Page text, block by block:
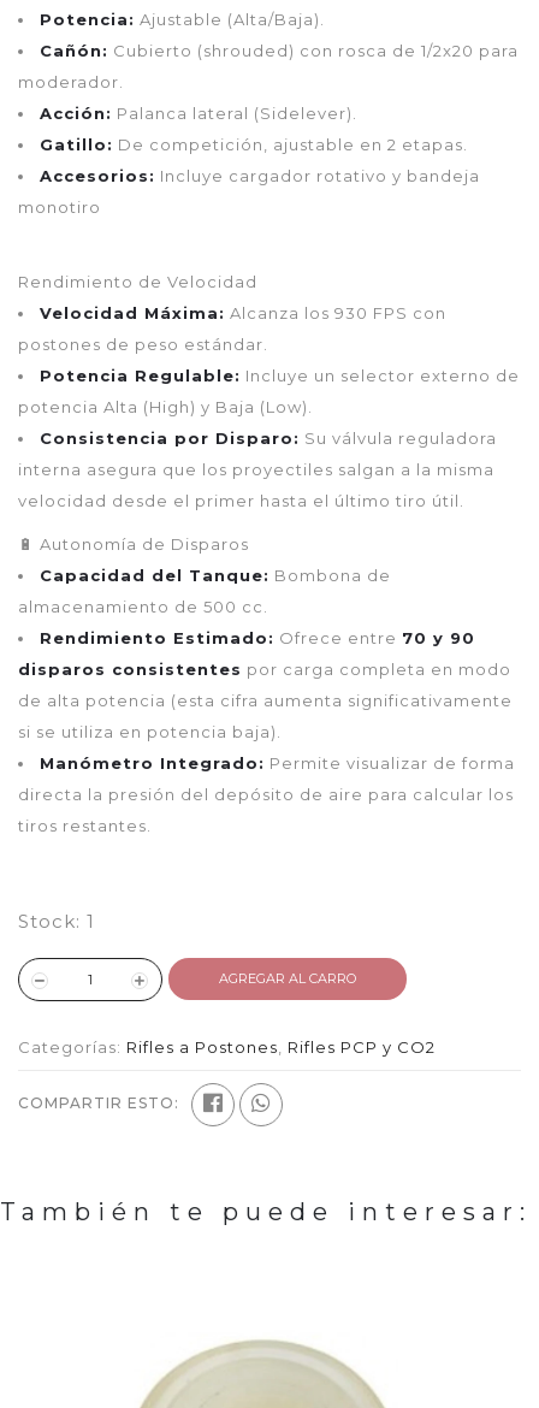
Potencia: Ajustable (Alta/Baja).
Cañón: Cubierto (shrouded) con rosca de 1/2x20 para
moderador.
Acción: Palanca lateral (Sidelever).
Gatillo: De competición, ajustable en 2 etapas.
Accesorios: Incluye cargador rotativo y bandeja
monotiro
Rendimiento de Velocidad
Velocidad Máxima: Alcanza los 930 FPS con
postones de peso estándar.
Potencia Regulable: Incluye un selector externo de
potencia Alta (High) y Baja (Low).
Consistencia por Disparo: Su válvula reguladora
interna asegura que los proyectiles salgan a la misma
velocidad desde el primer hasta el último tiro útil.
🔋 Autonomía de Disparos
Capacidad del Tanque: Bombona de
almacenamiento de 500 cc.
Rendimiento Estimado: Ofrece entre 70 y 90
disparos consistentes por carga completa en modo
de alta potencia (esta cifra aumenta significativamente
si se utiliza en potencia baja).
Manómetro Integrado: Permite visualizar de forma
directa la presión del depósito de aire para calcular los
tiros restantes.
Stock: 1
AGREGAR AL CARRO
Categorías: Rifles a Postones Rifles PCP y CO2
COMPARTIR ESTO:
También te puede interesar: